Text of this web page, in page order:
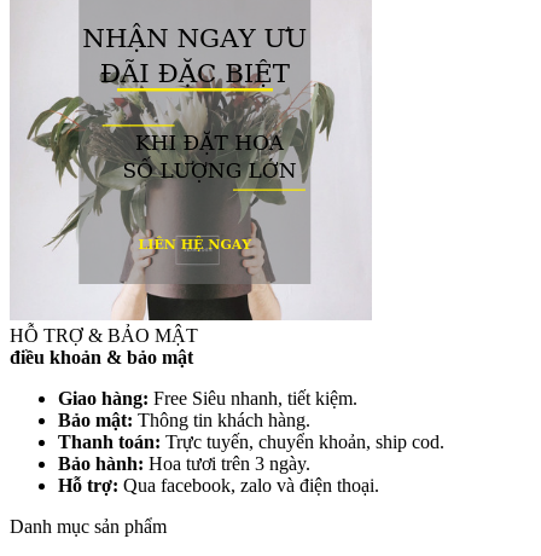
HỖ TRỢ & BẢO MẬT
điều khoản & bảo mật
Giao hàng: Free Siêu nhanh, tiết kiệm.
Bảo mật: Thông tin khách hàng.
Thanh toán: Trực tuyến, chuyển khoản, ship cod.
Bảo hành: Hoa tươi trên 3 ngày.
Hỗ trợ: Qua facebook, zalo và điện thoại.
Danh mục sản phẩm